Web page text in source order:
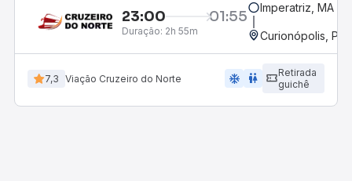
23:00 01:55
Duração: 2h 55m
Imperatriz, MA
Curionópolis, PA
7,3 Viação Cruzeiro do Norte ac_unit wc
Retirada
guichê